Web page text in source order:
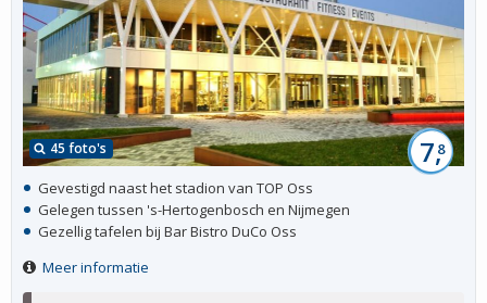
45 foto's 7,8
Gevestigd naast het stadion van TOP Oss
Gelegen tussen 's-Hertogenbosch en Nijmegen
Gezellig tafelen bij Bar Bistro DuCo Oss
Meer informatie